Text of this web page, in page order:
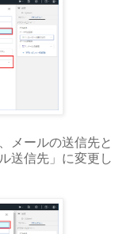
メールの送信先と
送信先」に変更し